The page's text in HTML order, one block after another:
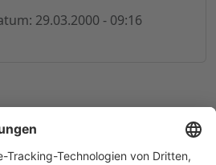
29.03.2000 - 09:16
GmbH